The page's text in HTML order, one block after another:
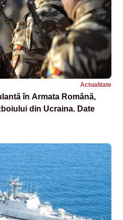
Actualitate
Română,
din Ucraina. Date